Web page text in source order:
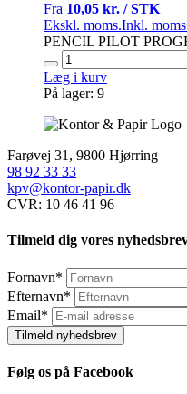
Fra 10,05 kr. / STK
Ekskl. moms.Inkl.
PENCIL PILOT
Læg i kurv
På lager: 9
Farøvej 31, 9800 Hjørring
98 92 33 33
kpv@kontor-papir.dk
CVR: 10 46 41 96
Tilmeld dig vores
Fornavn*
Efternavn*
Email*
Tilmeld nyhedsbrev
Følg os på Facebook